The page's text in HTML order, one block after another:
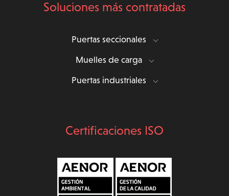
Soluciones más contratadas
Puertas seccionales
Muelles de carga
Puertas industriales
Certificaciones ISO